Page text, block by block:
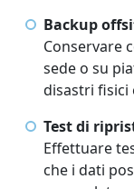
Backup
Conservare
sede o su
disastri fisici
Test di
Effettuare
che i dati